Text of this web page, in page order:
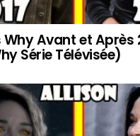
Why Avant et Après
Série Télévisée)